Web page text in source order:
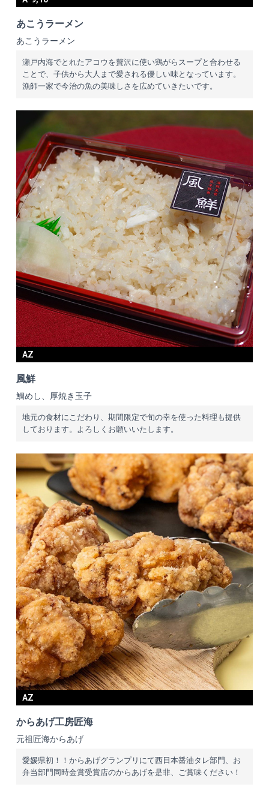
あこうラーメン
あこうラーメン
瀬戸内海でとれたアコウを贅沢に使い鶏がらスープと合わせる
ことで、子供から大人まで愛される優しい味となっています。
漁師一家で今治の魚の美味しさを広めていきたいです。
AZ
風鮮
鯛めし、厚焼き玉子
地元の食材にこだわり、期間限定で旬の幸を使った料理も提供
しております。よろしくお願いいたします。
AZ
からあげ工房匠海
元祖匠海からあげ
愛媛県初！！からあげグランプリにて西日本醤油タレ部門、お
弁当部門同時金賞受賞店のからあげを是非、ご賞味ください！